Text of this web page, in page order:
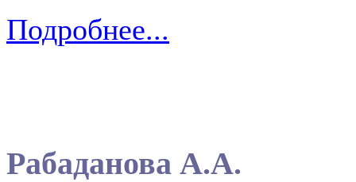
Подробнее...
Рабаданова А.А.